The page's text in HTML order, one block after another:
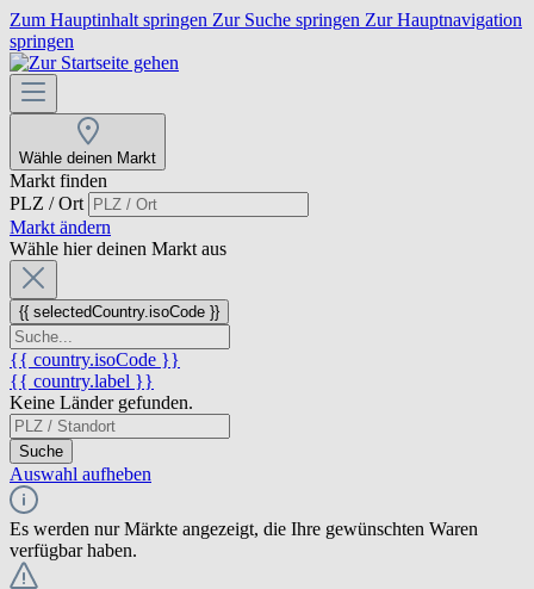
Zum Hauptinhalt springen Zur Suche springen Zur Hauptnavigation
springen
Wähle deinen Markt
Markt finden
PLZ / Ort
Markt ändern
Wähle hier deinen Markt aus
{{ selectedCountry.isoCode }}
{{ country.isoCode }}
{{ country.label }}
Keine Länder gefunden.
Suche
Auswahl aufheben
Es werden nur Märkte angezeigt, die Ihre gewünschten Waren
verfügbar haben.